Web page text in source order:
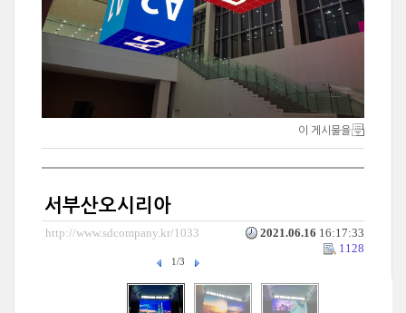
이 게시물을
서부산오시리아
http://www.sdcompany.kr/1033 2021.06.16 16:17:33
1128
1/3